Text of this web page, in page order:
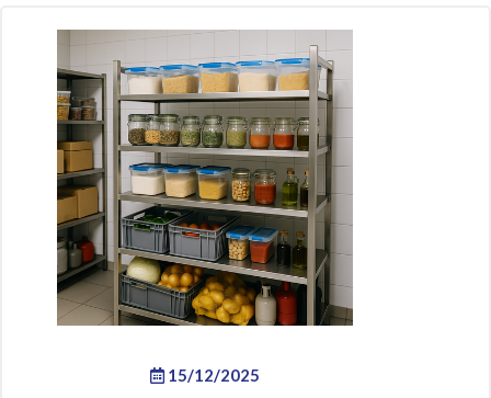
15/12/2025